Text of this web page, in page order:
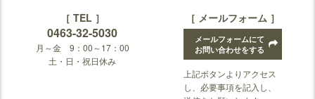
［ TEL ］
0463-32-5030
月～金 9：00～17：00
土・日・祝日休み
［ メールフォーム ］
メールフォームにて
お問い合わせをする
上記ボタンよりアクセス
し、必要事項を記入し、